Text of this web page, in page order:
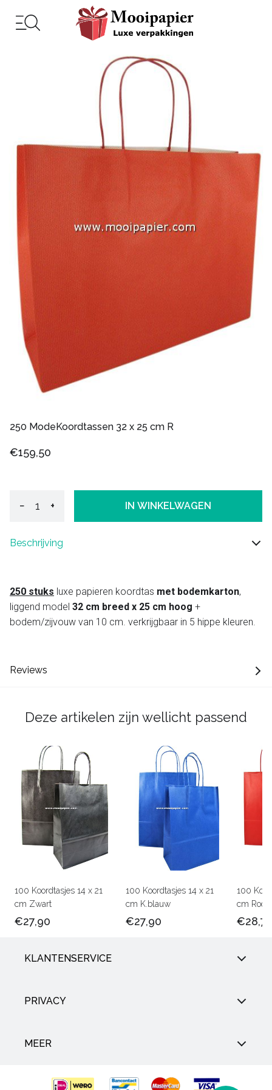
250 ModeKoordtassen 32 x 25 cm R
€159,50
− + IN WINKELWAGEN
Beschrijving
250 stuks luxe papieren koordtas met bodemkarton,
liggend model 32 cm breed x 25 cm hoog +
bodem/zijvouw van 10 cm. verkrijgbaar in 5 hippe kleuren.
Reviews
Deze artikelen zijn wellicht passend
100 Koordtasjes 14 x 21
cm Zwart
€27,90
100 Koordtasjes 14 x 21
cm K.blauw
€27,90
100
cm Rood
€28,75
KLANTENSERVICE
PRIVACY
MEER